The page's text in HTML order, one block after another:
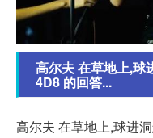
高尔夫 在草地上,球
4D8 的回答...
高尔夫 在草地上,球进